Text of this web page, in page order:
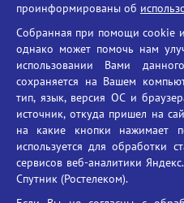
проинформированы об
Собранная при помощи cookie
однако может помочь нам
использовании Вами
сохраняется на Вашем
тип, язык, версия ОС и
источник, откуда пришел на
на какие кнопки нажимает
используется для обработки
сервисов веб-аналитики
Спутник (Ростелеком).